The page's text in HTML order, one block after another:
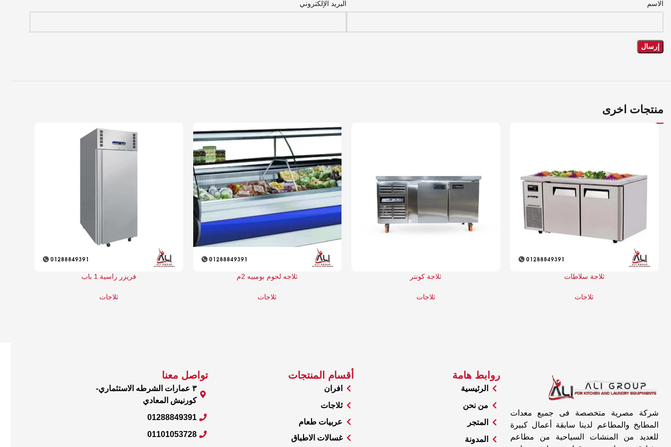
الاسم البريد الإلكتروني
منتجات اخرى
ثلاجة سلاطات
ثلاجات
ثلاجة كونتر
ثلاجات
ثلاجه لحوم بومبيه 2م
ثلاجات
فريزر راسية 1 باب
ثلاجات
شركة مصرية متخصصة فى جميع معدات
المطابخ والمطاعم لدينا سابقة أعمال كبيرة
للعديد من المنشات السياحية من مطاعم
روابط هامة
الرئيسية
من نحن
المتجر
المدونة
أقسام المنتجات
افران
ثلاجات
عربيات طعام
غسالات الاطباق
تواصل معنا
٣ عمارات الشرطه الاستثماري-
كورنيش المعادي
01288849391
01101053728